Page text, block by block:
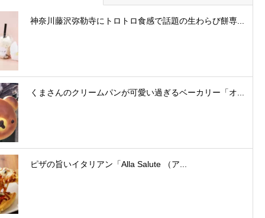
神奈川藤沢弥勒寺にトロトロ食感で話題の生わらび餅専...
くまさんのクリームパンが可愛い過ぎるベーカリー「オ...
ピザの旨いイタリアン「Alla Salute （ア...